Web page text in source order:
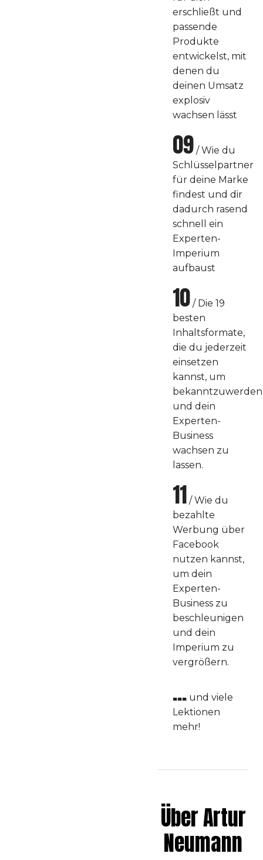
erschließt und
passende
Produkte
entwickelst, mit
denen du
deinen Umsatz
explosiv
wachsen lässt
09 / Wie du
Schlüsselpartner
für deine Marke
findest und dir
dadurch rasend
schnell ein
Experten-
Imperium
aufbaust
10 / Die 19
besten
Inhaltsformate,
die du jederzeit
einsetzen
kannst, um
bekanntzuwerden
und dein
Experten-
Business
wachsen zu
lassen.
11 / Wie du
bezahlte
Werbung über
Facebook
nutzen kannst,
um dein
Experten-
Business zu
beschleunigen
und dein
Imperium zu
vergrößern.
... und viele
Lektionen
mehr!
Über Artur
Neumann